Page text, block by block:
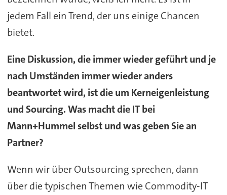
jedem Fall ein Trend, der uns einige Chancen
bietet.
Eine Diskussion, die immer wieder geführt und je
nach Umständen immer wieder anders
beantwortet wird, ist die um Kerneigenleistung
und Sourcing. Was macht die IT bei
Mann+Hummel selbst und was geben Sie an
Partner?
Wenn wir über Outsourcing sprechen, dann
über die typischen Themen wie Commodity-IT